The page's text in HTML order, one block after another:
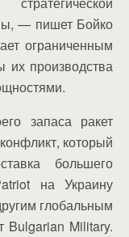
— пишет Бойко
ограниченным
их производства
запаса ракет
который
большего
на Украину
глобальным
Bulgarian Military.